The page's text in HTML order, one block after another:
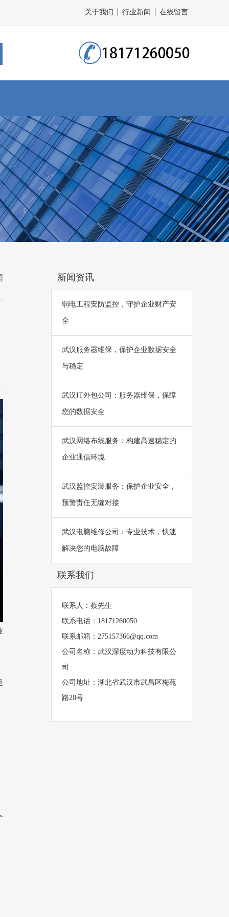
关于我们 行业新闻 在线留言
新闻资讯
弱电工程安防监控，守护企业财产安
全
武汉服务器维保，保护企业数据安全
与稳定
武汉IT外包公司：服务器维保，保障
您的数据安全
武汉网络布线服务：构建高速稳定的
企业通信环境
武汉监控安装服务：保护企业安全，
预警责任无缝对接
武汉电脑维修公司：专业技术，快速
解决您的电脑故障
联系我们
联系人：蔡先生
联系电话：18171260050
联系邮箱：275157366@qq.com
公司名称：武汉深度动力科技有限公
司
公司地址：湖北省武汉市武昌区梅苑
路28号